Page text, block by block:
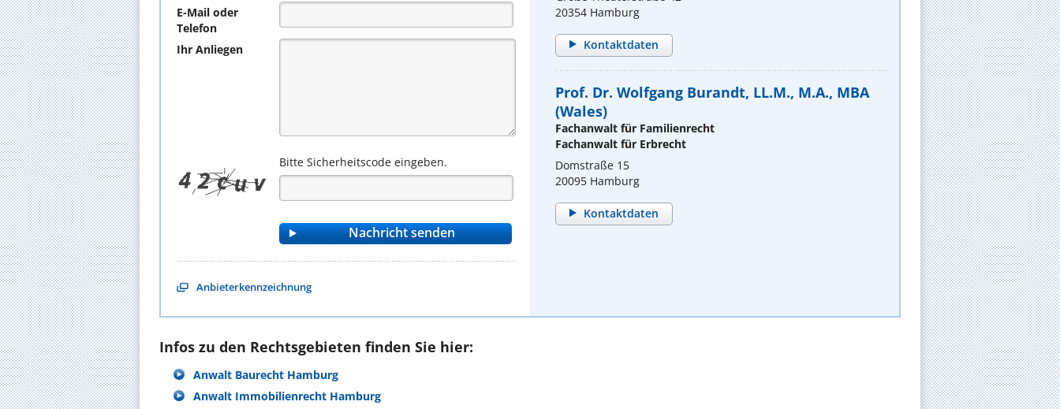
E-Mail oder
Telefon
Ihr Anliegen
Bitte Sicherheitscode eingeben.
Anbieterkennzeichnung
20354 Hamburg
Kontaktdaten
Prof. Dr. Wolfgang Burandt, LL.M., M.A., MBA
(Wales)
Fachanwalt für Familienrecht
Fachanwalt für Erbrecht
Domstraße 15
20095 Hamburg
Kontaktdaten
Infos zu den Rechtsgebieten finden Sie hier:
Anwalt Baurecht Hamburg
Anwalt Immobilienrecht Hamburg